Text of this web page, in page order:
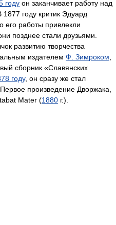
году он заканчивает работу над
году критик Эдуард
его работы привлекли
позднее стали друзьями.
развитию творчества
издателем Ф. Зимроком
сборник «Славянских
году, он сразу же стал
произведение Дворжака,
Mater (1880 г.).